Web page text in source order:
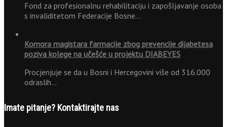
Fond za profesionalnu rehabilitaciju i zapošljavanje osoba
s invaliditetom Federacije Bosne…
Komora magistara farmacije zbog prevencije dijabetesa
poziva kolege na učešće u projektu DIABEYES
Procjenjuje se da u Bosni i Hercegovini više od 316.000
odraslih…
Imate pitanje? Kontaktirajte nas